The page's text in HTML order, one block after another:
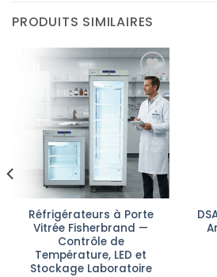
PRODUITS SIMILAIRES
Ajouter
à la liste
d’envies
Réfrigérateurs à Porte
Vitrée Fisherbrand —
Contrôle de
Température, LED et
Stockage Laboratoire